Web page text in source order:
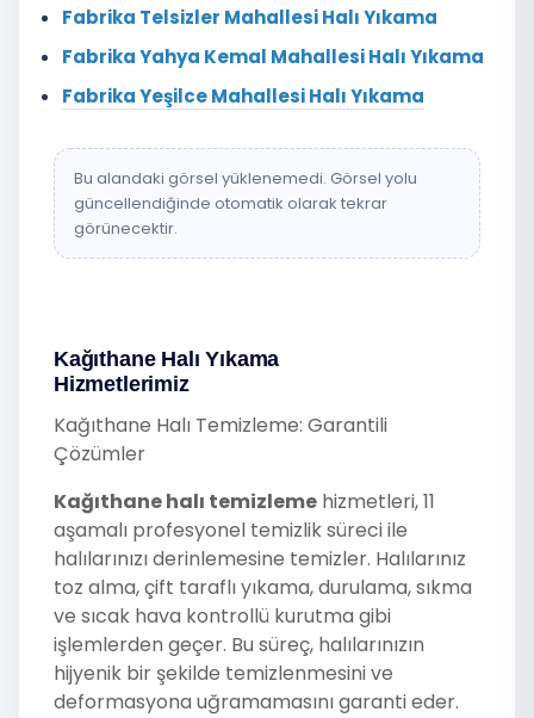
Fabrika Telsizler Mahallesi Halı Yıkama
Fabrika Yahya Kemal Mahallesi Halı Yıkama
Fabrika Yeşilce Mahallesi Halı Yıkama
Kağıthane Halı Yıkama
Hizmetlerimiz
Kağıthane Halı Temizleme: Garantili
Çözümler
Kağıthane halı temizleme hizmetleri, 11
aşamalı profesyonel temizlik süreci ile
halılarınızı derinlemesine temizler. Halılarınız
toz alma, çift taraflı yıkama, durulama, sıkma
ve sıcak hava kontrollü kurutma gibi
işlemlerden geçer. Bu süreç, halılarınızın
hijyenik bir şekilde temizlenmesini ve
deformasyona uğramamasını garanti eder.
Bu alandaki görsel yüklenemedi. Görsel yolu
güncellendiğinde otomatik olarak tekrar
görünecektir.